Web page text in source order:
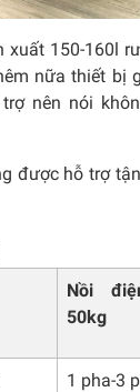
xuất 150-160l
nữa thiết bị
nên nói
được hỗ trợ
Nồi
50kg
1 pha-3